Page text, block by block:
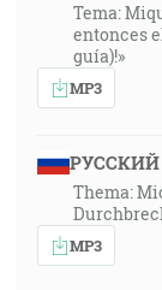
Tema:
entonces
guía)!»
MP3
Thema:
MP3